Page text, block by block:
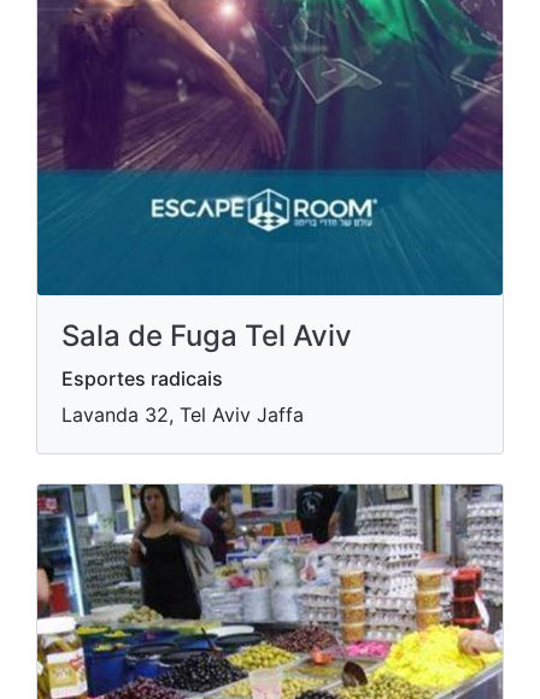
Sala de Fuga Tel Aviv
Esportes radicais
Lavanda 32, Tel Aviv Jaffa